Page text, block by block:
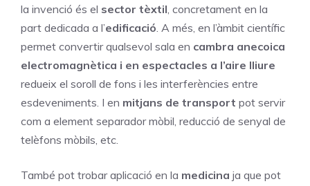
la invenció és el sector tèxtil, concretament en la
part dedicada a l’edificació. A més, en l’àmbit científic
permet convertir qualsevol sala en cambra anecoica
electromagnètica i en espectacles a l’aire lliure
redueix el soroll de fons i les interferències entre
esdeveniments. I en mitjans de transport pot servir
com a element separador mòbil, reducció de senyal de
telèfons mòbils, etc.
També pot trobar aplicació en la medicina ja que pot